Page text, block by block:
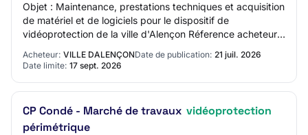
Objet : Maintenance, prestations techniques et acquisition
de matériel et de logiciels pour le dispositif de
vidéoprotection de la ville d'Alençon Réference acheteur :
Acheteur: VILLE DALENÇONDate de publication: 21 juil. 2026
Date limite: 17 sept. 2026
CP Condé - Marché de travaux vidéoprotection
périmétrique